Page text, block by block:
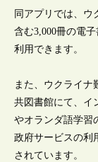
同アプリでは、ウ
含む3,000冊の電
利用できます。
また、ウクライナ
共図書館にて、イ
やオランダ語学習
政府サービスの利
されています。